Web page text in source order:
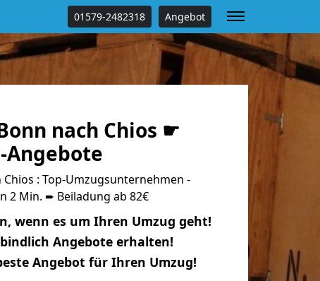
01579-2482318 Angebot
nach Chios ☛
Angebote
: Top-Umzugsunternehmen -
2 Min. ➨ Beiladung ab 82€
wenn es um Ihren Umzug geht!
Angebote erhalten!
Angebot für Ihren Umzug!